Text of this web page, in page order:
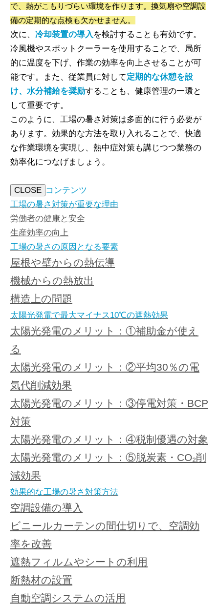
で、熱がこもりづらい環境を作ります。換気扇や空調設
備の定期的な点検も欠かせません。
次に、 冷却装置の導入を検討することも有効です。
冷風機やスポットクーラーを使用することで、局所
的に温度を下げ、作業の効率を向上させることが可
能です。また、従業員に対して定期的な休憩を設
け、水分補給を奨励することも、健康管理の一環と
して重要です。
このように、工場の暑さ対策は多面的に行う必要が
あります。効果的な方法を取り入れることで、快適
な作業環境を実現し、熱中症対策も講じつつ業務の
効率化につなげましょう。
CLOSE コンテンツ
工場の暑さ対策が重要な理由
労働者の健康と安全
生産効率の向上
工場の暑さの原因となる要素
屋根や壁からの熱伝導
機械からの熱放出
構造上の問題
太陽光発電で最大マイナス10℃の遮熱効果
太陽光発電のメリット：①補助金が使え
る
太陽光発電のメリット：②平均30％の電
気代削減効果
太陽光発電のメリット：③停電対策・BCP
対策
太陽光発電のメリット：④税制優遇の対象
太陽光発電のメリット：⑤脱炭素・CO₂削
減効果
効果的な工場の暑さ対策方法
空調設備の導入
ビニールカーテンの間仕切りで、空調効
率を改善
遮熱フィルムやシートの利用
断熱材の設置
自動空調システムの活用